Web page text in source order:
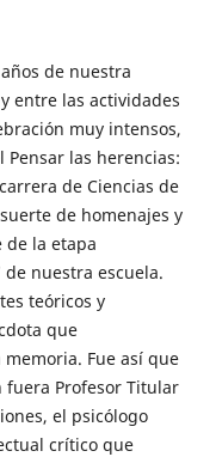
de nuestra
entre las actividades
muy intensos,
las herencias:
de Ciencias de
de homenajes y
la etapa
nuestra escuela.
teóricos y
que
Fue así que
Profesor Titular
el psicólogo
crítico que